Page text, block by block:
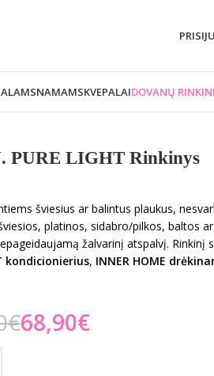
NAMAMSKVEPALAIDOVANŲ
PURE LIGHT Rinkinys
šviesius ar balintus plaukus,
platinos, sidabro/pilkos, baltos
žalvarinį atspalvį. Rinkinį
kondicionierius, INNER HOME
€68,90€